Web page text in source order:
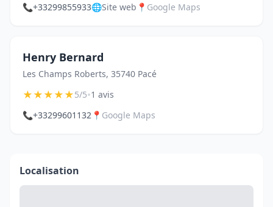
📞+33299855933🌐Site web 📍 Google Maps
Henry Bernard
Les Champs Roberts, 35740 Pacé
★★★★★5/5•1 avis
📞+33299601132 📍 Google Maps
Localisation